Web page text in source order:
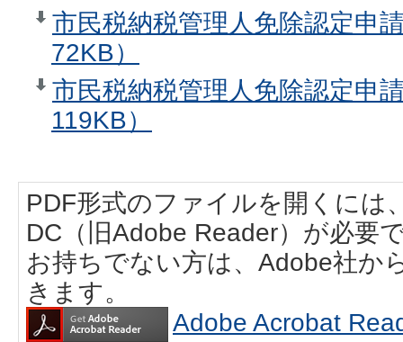
市民税納税管理人免除認定申
72KB）
市民税納税管理人免除認定申
119KB）
PDF形式のファイルを開くには
DC（旧Adobe Reader）が必要
お持ちでない方は、Adobe社か
きます。
Adobe Acrobat